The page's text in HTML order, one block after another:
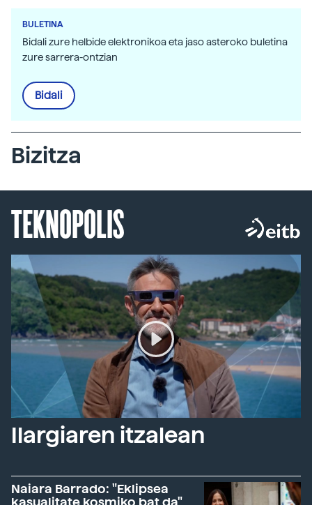
BULETINA
Bidali zure helbide elektronikoa eta jaso asteroko buletina
zure sarrera-ontzian
Bidali
Bizitza
TEKNOPOLIS
Ilargiaren itzalean
Naiara Barrado: "Eklipsea
kasualitate kosmiko bat da"